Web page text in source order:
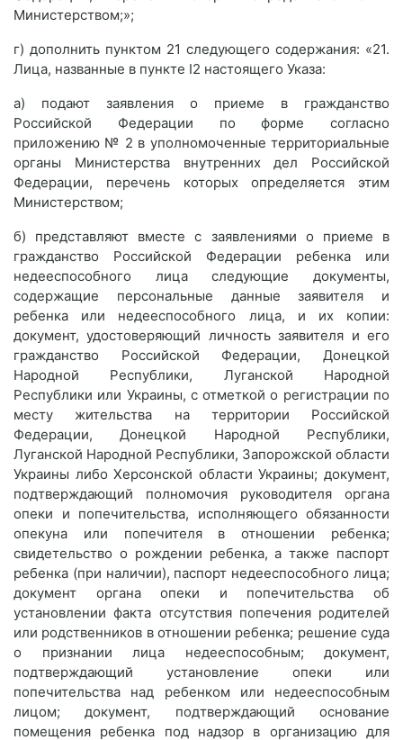
Министерством;»;
г) дополнить пунктом 21 следующего содержания: «21.
Лица, названные в пункте I2 настоящего Указа:
а) подают заявления о приеме в гражданство
Российской Федерации по форме согласно
приложению № 2 в уполномоченные территориальные
органы Министерства внутренних дел Российской
Федерации, перечень которых определяется этим
Министерством;
б) представляют вместе с заявлениями о приеме в
гражданство Российской Федерации ребенка или
недееспособного лица следующие документы,
содержащие персональные данные заявителя и
ребенка или недееспособного лица, и их копии:
документ, удостоверяющий личность заявителя и его
гражданство Российской Федерации, Донецкой
Народной Республики, Луганской Народной
Республики или Украины, с отметкой о регистрации по
месту жительства на территории Российской
Федерации, Донецкой Народной Республики,
Луганской Народной Республики, Запорожской области
Украины либо Херсонской области Украины; документ,
подтверждающий полномочия руководителя органа
опеки и попечительства, исполняющего обязанности
опекуна или попечителя в отношении ребенка;
свидетельство о рождении ребенка, а также паспорт
ребенка (при наличии), паспорт недееспособного лица;
документ органа опеки и попечительства об
установлении факта отсутствия попечения родителей
или родственников в отношении ребенка; решение суда
о признании лица недееспособным; документ,
подтверждающий установление опеки или
попечительства над ребенком или недееспособным
лицом; документ, подтверждающий основание
помещения ребенка под надзор в организацию для